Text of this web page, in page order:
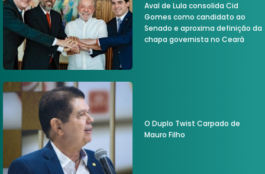
Aval de Lula consolida Cid
Gomes como candidato ao
Senado e aproxima definição da
chapa governista no Ceará
O Duplo Twist Carpado de
Mauro Filho